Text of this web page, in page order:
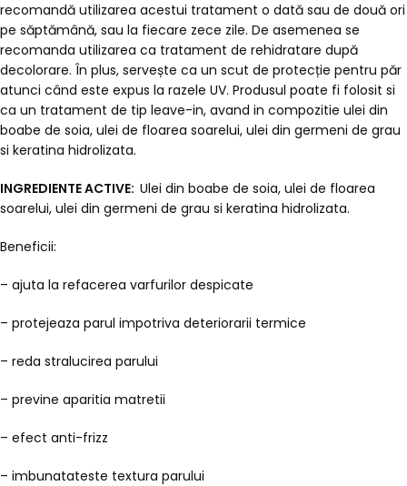
recomandă utilizarea acestui tratament o dată sau de două ori
pe săptămână, sau la fiecare zece zile. De asemenea se
recomanda utilizarea ca tratament de rehidratare după
decolorare. În plus, servește ca un scut de protecție pentru păr
atunci când este expus la razele UV. Produsul poate fi folosit si
ca un tratament de tip leave-in, avand in compozitie ulei din
boabe de soia, ulei de floarea soarelui, ulei din germeni de grau
si keratina hidrolizata.
INGREDIENTE ACTIVE: Ulei din boabe de soia, ulei de floarea
soarelui, ulei din germeni de grau si keratina hidrolizata.
Beneficii:
– ajuta la refacerea varfurilor despicate
– protejeaza parul impotriva deteriorarii termice
– reda stralucirea parului
– previne aparitia matretii
– efect anti-frizz
– imbunatateste textura parului